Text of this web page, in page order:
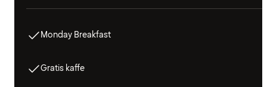
Monday Breakfast
Gratis kaffe